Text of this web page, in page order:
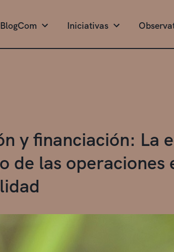
BlogCom Iniciativas
y financiación: La
de las operaciones